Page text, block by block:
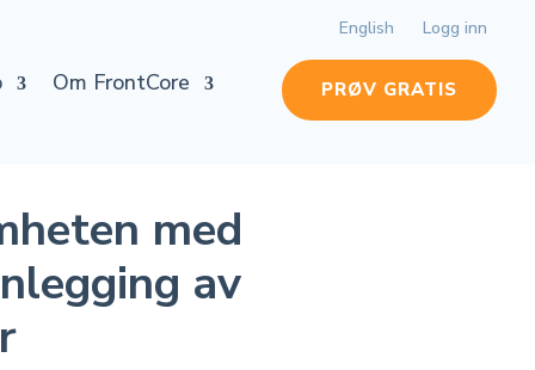
English Logg inn
Om FrontCore PRØV GRATIS
med
av